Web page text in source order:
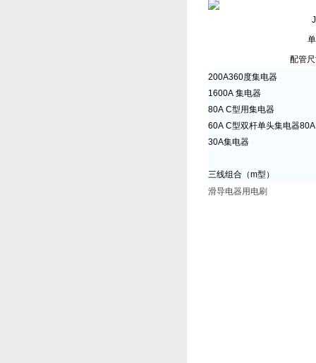
配管
200A360度集电器
1600A 集电器
80A C型用集电器
60A C型双杆单头集电器80A
30A集电器
三线组合（m型）
滑导电器用电刷